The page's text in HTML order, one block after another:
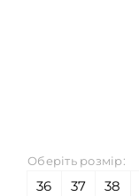
Оберіть розмір:
36 37 38